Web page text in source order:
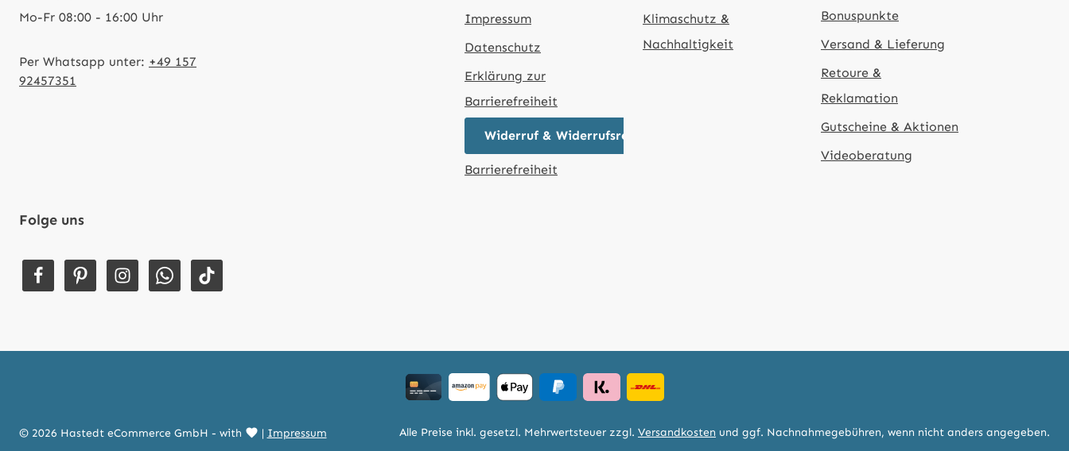
Mo-Fr 08:00 - 16:00 Uhr
Per Whatsapp unter: +49 157
92457351
Impressum
Datenschutz
Erklärung zur
Barrierefreiheit
Widerruf & Widerrufsrecht
Barrierefreiheit
Klimaschutz &
Nachhaltigkeit
Bonuspunkte
Versand & Lieferung
Retoure &
Reklamation
Gutscheine & Aktionen
Videoberatung
Folge uns
© 2026 Hastedt eCommerce GmbH - with | Impressum Alle Preise inkl. gesetzl. Mehrwertsteuer zzgl. Versandkosten und ggf. Nachnahmegebühren, wenn nicht anders angegeben.